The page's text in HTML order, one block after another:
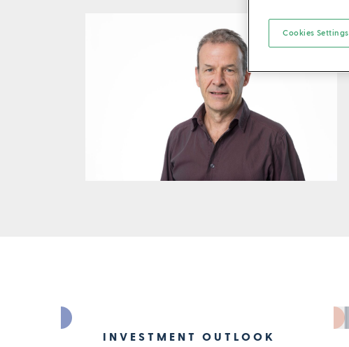
INVESTMENT OUTLOOK
Cookies Settings